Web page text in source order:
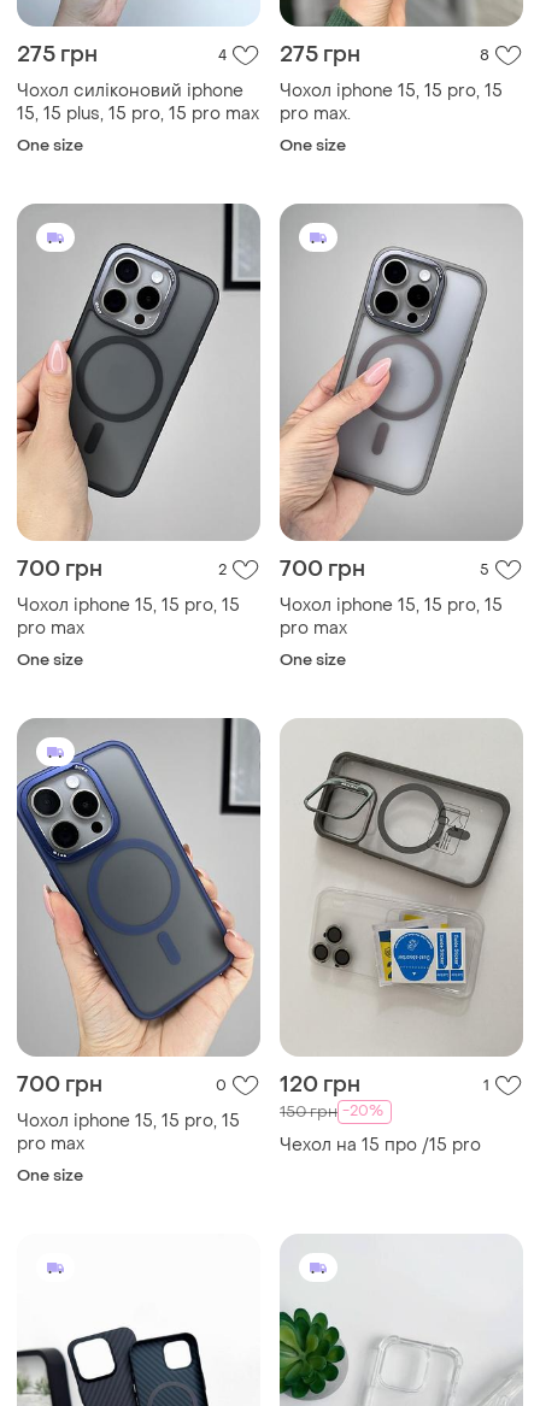
275 грн 4
Чохол силіконовий iphone
15, 15 plus, 15 pro, 15 pro max
One size
275 грн 8
Чохол iphone 15, 15 pro, 15
pro max.
One size
700 грн 2
Чохол iphone 15, 15 pro, 15
pro max
One size
700 грн 5
Чохол iphone 15, 15 pro, 15
pro max
One size
700 грн 0
Чохол iphone 15, 15 pro, 15
pro max
One size
120 грн 1
150 грн -20%
Чехол на 15 про /15 pro